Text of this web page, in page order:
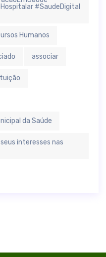
#SaudeDigital
Humanos
associar
da Saúde
interesses nas